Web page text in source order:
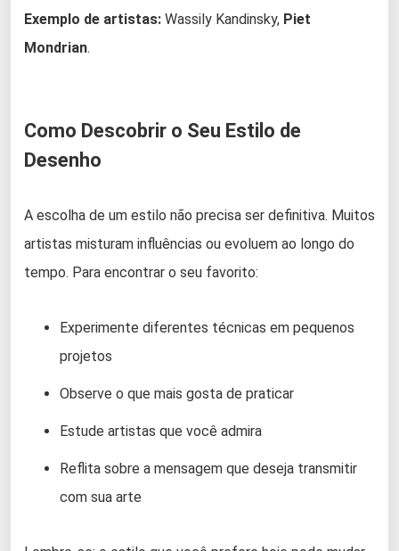
Exemplo de artistas: Wassily Kandinsky, Piet
Mondrian.
Como Descobrir o Seu Estilo de
Desenho
A escolha de um estilo não precisa ser definitiva. Muitos
artistas misturam influências ou evoluem ao longo do
tempo. Para encontrar o seu favorito:
Experimente diferentes técnicas em pequenos
projetos
Observe o que mais gosta de praticar
Estude artistas que você admira
Reflita sobre a mensagem que deseja transmitir
com sua arte